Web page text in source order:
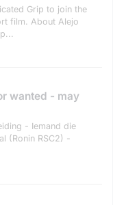
Grip to join the
film. About Alejo
wanted - may
- Iemand die
(Ronin RSC2) -